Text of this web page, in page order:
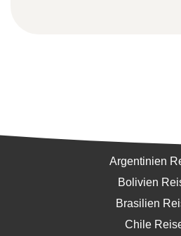
Argentinien
Bolivien
Brasilien
Chile